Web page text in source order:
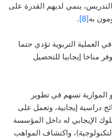
ينمي لديهم القدرة على
به[8]
.
العملية التربوية تؤدي حتما
مناخا إيجابيا للتحصيل
الموازية تسهم في تطوير
دراسية إيجابية، وتعمل على
الإيجابي له داخل المؤسسة
واكتشاف المواهب